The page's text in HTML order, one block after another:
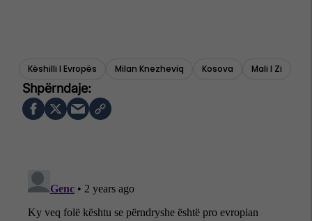
Këshilli I Evropës Milan Knezheviq Kosova Mali I Zi